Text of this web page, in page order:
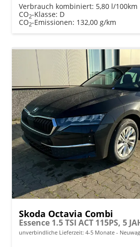
Verbrauch kombiniert: 5,80 l/100km
CO2-Klasse: D
CO2-Emissionen: 132,00 g/km
Skoda Octavia Combi
unverbindliche Lieferzeit: 4-5 Monate